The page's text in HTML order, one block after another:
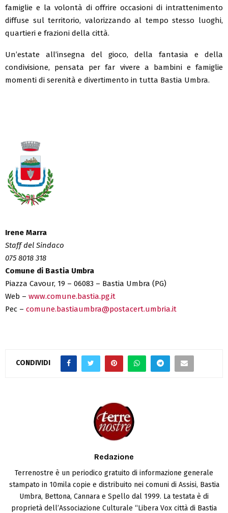
famiglie e la volontà di offrire occasioni di intrattenimento
diffuse sul territorio, valorizzando al tempo stesso luoghi,
quartieri e frazioni della città.
Un’estate all’insegna del gioco, della fantasia e della
condivisione, pensata per far vivere a bambini e famiglie
momenti di serenità e divertimento in tutta Bastia Umbra.
Irene Marra
Staff del Sindaco
075 8018 318
Comune di Bastia Umbra
Piazza Cavour, 19 – 06083 – Bastia Umbra (PG)
Web – www.comune.bastia.pg.it
Pec – comune.bastiaumbra@postacert.umbria.it
CONDIVIDI
Redazione
Terrenostre è un periodico gratuito di informazione generale
stampato in 10mila copie e distribuito nei comuni di Assisi, Bastia
Umbra, Bettona, Cannara e Spello dal 1999. La testata è di
proprietà dell’Associazione Culturale “Libera Vox città di Bastia